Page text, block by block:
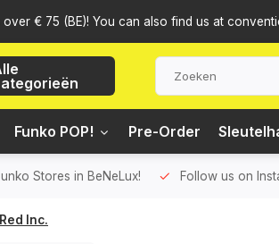
€ 75 (BE)! You can also find us at
Funko POP! Pre-Order
Stores in BeNeLux! Follow us on
Inc.